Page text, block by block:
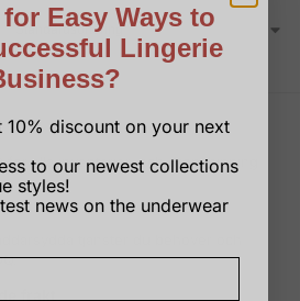
för alla inventarier, och dropshipping
Easy Ways to
Lingerie
10% discount on your next
to our newest collections
styles!
news on the underwear